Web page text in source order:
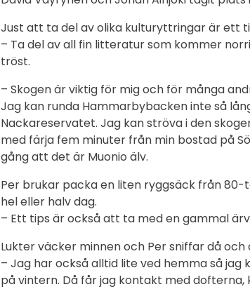
Just att ta del av olika kulturyttringar är ett
– Ta del av all fin litteratur som kommer
tröst.
– Skogen är viktig för mig och för många
Jag kan runda Hammarbybacken inte så
Nackareservatet. Jag kan ströva i den
med färja fem minuter från min bostad på
gång att det är Muonio älv.
Per brukar packa en liten ryggsäck från
hel eller halv dag.
– Ett tips är också att ta med en gammal
Lukter väcker minnen och Per sniffar då
– Jag har också alltid lite ved hemma så jag
på vintern. Då får jag kontakt med